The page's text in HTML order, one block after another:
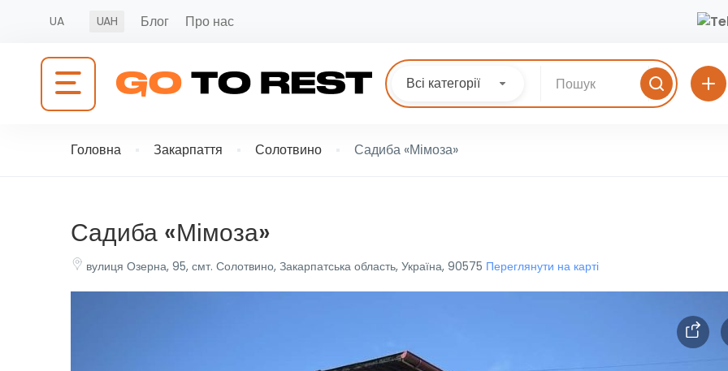
UA UAH Блог Про нас
Всі категорії
Головна Закарпаття Солотвино Садиба «Мімоза»
Садиба «Мімоза»
вулиця Озерна, 95, смт. Солотвино, Закарпатська область, Україна, 90575 Переглянути на карті